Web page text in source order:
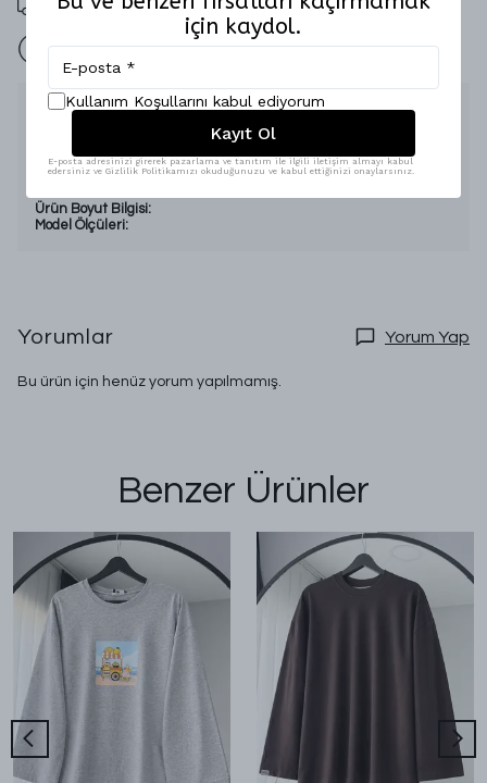
İade Garantisi
Ürün Açıklaması
Kumaş Özelliği:Triko
Beden Aralığı:Standart
Ürün Boyut Bilgisi:
Model Ölçüleri:
Yorumlar Yorum Yap
Bu ürün için henüz yorum yapılmamış.
Benzer Ürünler
için kaydol.
Kullanım Koşullarını kabul ediyorum
Kayıt Ol
E-posta adresinizi girerek pazarlama ve tanıtım ile ilgili iletişim almayı kabul
edersiniz ve Gizlilik Politikamızı okuduğunuzu ve kabul ettiğinizi onaylarsınız.